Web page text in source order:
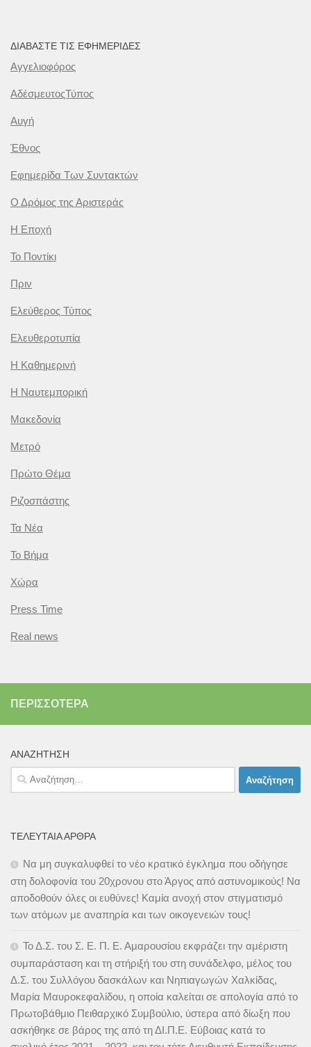
ΔΙΑΒΆΣΤΕ ΤΙΣ ΕΦΗΜΕΡΊΔΕΣ
Αγγελιοφόρος
ΑδέσμευτοςΤύπος
Αυγή
Έθνος
Εφημερίδα Των Συντακτών
Ο Δρόμος της Αριστεράς
Η Εποχή
Το Ποντίκι
Πριν
Ελεύθερος Τύπος
Ελευθεροτυπία
Η Καθημερινή
Η Ναυτεμπορική
Μακεδονία
Μετρό
Πρώτο Θέμα
Ριζοσπάστης
Τα Νέα
Το Βήμα
Χώρα
Press Time
Real news
ΠΕΡΙΣΣΌΤΕΡΑ
ΑΝΑΖΉΤΗΣΗ
Αναζήτηση
για:
ΤΕΛΕΥΤΑΊΑ ΆΡΘΡΑ
Να μη συγκαλυφθεί το νέο κρατικό έγκλημα που οδήγησε
στη δολοφονία του 20χρονου στο Άργος από αστυνομικούς! Να
αποδοθούν όλες οι ευθύνες! Καμία ανοχή στον στιγματισμό
των ατόμων με αναπηρία και των οικογενειών τους!
Το Δ.Σ. του Σ. Ε. Π. Ε. Αμαρουσίου εκφράζει την αμέριστη
συμπαράσταση και τη στήριξή του στη συνάδελφο, μέλος του
Δ.Σ. του Συλλόγου δασκάλων και Νηπιαγωγών Χαλκίδας,
Μαρία Μαυροκεφαλίδου, η οποία καλείται σε απολογία από το
Πρωτοβάθμιο Πειθαρχικό Συμβούλιο, ύστερα από δίωξη που
ασκήθηκε σε βάρος της από τη ΔΙ.Π.Ε. Εύβοιας κατά το